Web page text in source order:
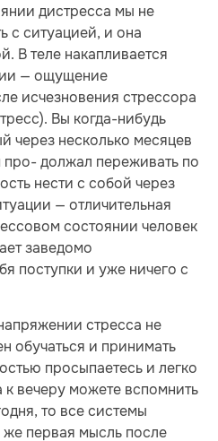
дистресса мы не
с ситуацией, и она
В теле накапливается
— ощущение
исчезновения стрессора
Вы когда-нибудь
через несколько месяцев
про- должал переживать по
нести с собой через
— отличительная
состоянии человек
заведомо
поступки и уже ничего с
стресса не
обучаться и принимать
просыпаетесь и легко
к вечеру можете вспомнить
то все системы
первая мысль после